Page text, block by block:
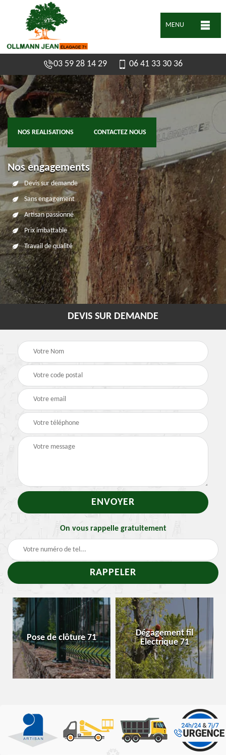
MENU
03 59 28 14 29 06 41 33 30 36
NOS REALISATIONS CONTACTEZ NOUS
Nos engagements
Devis sur demande
Sans engagement
Artisan passionné
Prix imbattable
Travail de qualité
DEVIS SUR DEMANDE
On vous rappelle gratuitement
Pose de clôture 71
Dégagement fil
Electrique 71